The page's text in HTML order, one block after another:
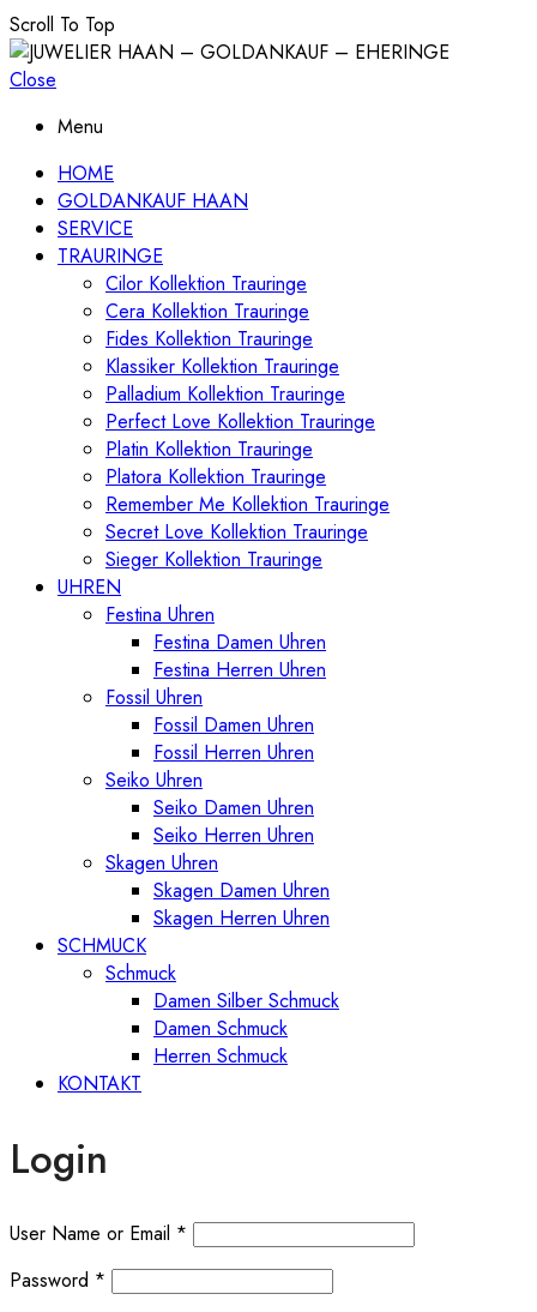
Scroll To Top
Close
Menu
HOME
GOLDANKAUF HAAN
SERVICE
TRAURINGE
Cilor Kollektion Trauringe
Cera Kollektion Trauringe
Fides Kollektion Trauringe
Klassiker Kollektion Trauringe
Palladium Kollektion Trauringe
Perfect Love Kollektion Trauringe
Platin Kollektion Trauringe
Platora Kollektion Trauringe
Remember Me Kollektion Trauringe
Secret Love Kollektion Trauringe
Sieger Kollektion Trauringe
UHREN
Festina Uhren
Festina Damen Uhren
Festina Herren Uhren
Fossil Uhren
Fossil Damen Uhren
Fossil Herren Uhren
Seiko Uhren
Seiko Damen Uhren
Seiko Herren Uhren
Skagen Uhren
Skagen Damen Uhren
Skagen Herren Uhren
SCHMUCK
Schmuck
Damen Silber Schmuck
Damen Schmuck
Herren Schmuck
KONTAKT
Login
User Name or Email *
Password *